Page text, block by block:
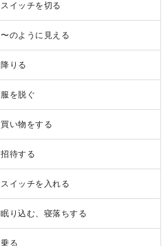
スイッチを切る
〜のように見える
降りる
服を脱ぐ
買い物をする
招待する
スイッチを入れる
眠り込む、寝落ちする
乗る